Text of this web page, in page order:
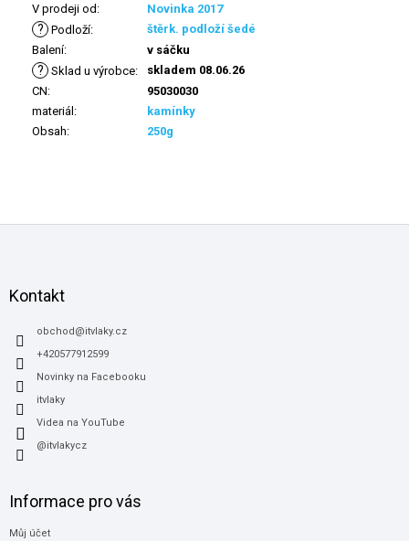
V prodeji od : Novinka 2017
? Podloží:
štěrk. podloží šedé
Balení: v sáčku
? Sklad u výrobce:
skladem 08.06.26
CN:
95030030
materiál :
kamínky
Obsah: 250g
Kontakt
obchod @itvlaky.cz
+420577912599
Novinky na Facebooku
itvlaky
Videa na YouTube
@itvlakycz
Informace pro vás
Můj účet